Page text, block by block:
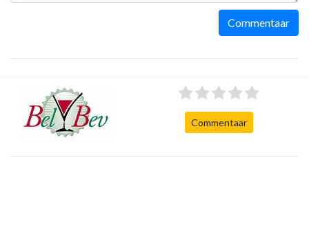
Commentaar
Commentaar